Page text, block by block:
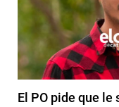
El PO pide que le